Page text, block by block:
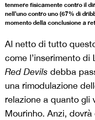
tenmere fisicamente contro il
nell’uno contro uno (67% di
momento della conclusione a
Al netto di tutto
come l’inserimento di
Red Devils debba
una rimodulazione
relazione a quanto gli
Mourinho. Anzi, dovrà